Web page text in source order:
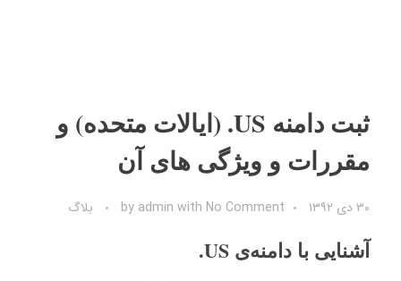
ثبت دامنه US. (ایالات متحده) و
مقررات و ویژگی های آن
۳۰ دی ۱۳۹۲ by admin with No Comment بلاگ
آشنایی با دامنه‌ی US.